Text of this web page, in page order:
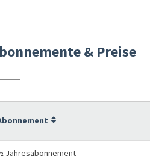
& Preise
Jahresabonnement